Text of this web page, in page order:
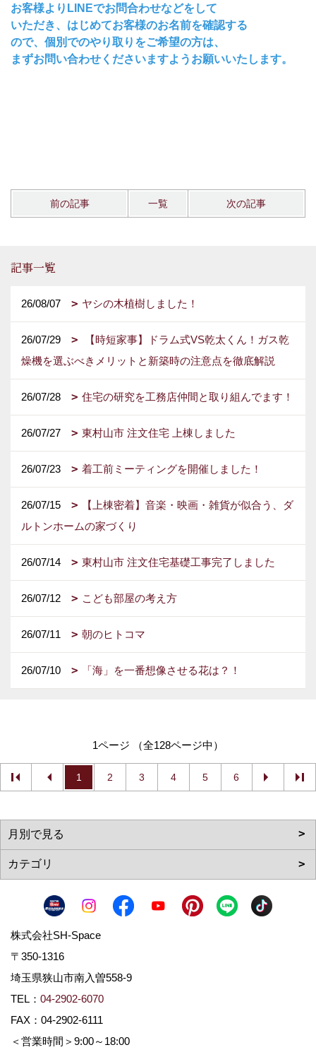
お客様よりLINEでお問合わせなどをして
いただき、はじめてお客様のお名前を確認する
ので、個別でのやり取りをご希望の方は、
まずお問い合わせくださいますようお願いいたします。
前の記事 一覧 次の記事
記事一覧
26/08/07 ヤシの木植樹しました！
26/07/29
【時短家事】ドラム式VS乾太くん！ガス乾
燥機を選ぶべきメリットと新築時の注意点を徹底解説
26/07/28 住宅の研究を工務店仲間と取り組んでます！
26/07/27 東村山市 注文住宅 上棟しました
26/07/23 着工前ミーティングを開催しました！
26/07/15
【上棟密着】音楽・映画・雑貨が似合う、ダ
ルトンホームの家づくり
26/07/14 東村山市 注文住宅基礎工事完了しました
26/07/12 こども部屋の考え方
26/07/11 朝のヒトコマ
26/07/10 「海」を一番想像させる花は？！
1ページ （全128ページ中）
1 2 3 4 5 6
株式会社SH-Space
〒350-1316
埼玉県狭山市南入曽558-9
TEL： 04-2902-6070
FAX：04-2902-6111
＜営業時間＞9:00～18:00